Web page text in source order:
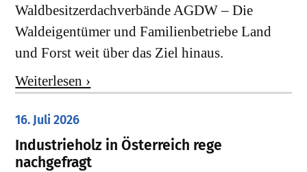
Waldbesitzerdachverbände AGDW – Die
Waldeigentümer und Familienbetriebe Land
und Forst weit über das Ziel hinaus.
Weiterlesen ›
16. Juli 2026
Industrieholz in Österreich rege
nachgefragt